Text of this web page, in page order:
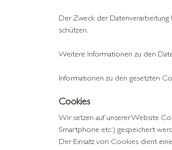
Der Zweck der Datenverarbeitung
schützen.
Weitere Informationen zu den
Informationen zu den gesetzten
Cookies
Wir setzen auf unserer Website
Smartphone etc.) gespeichert
Der Einsatz von Cookies dient